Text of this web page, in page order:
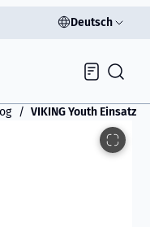
Deutsch
Inquiry
VIKING Youth